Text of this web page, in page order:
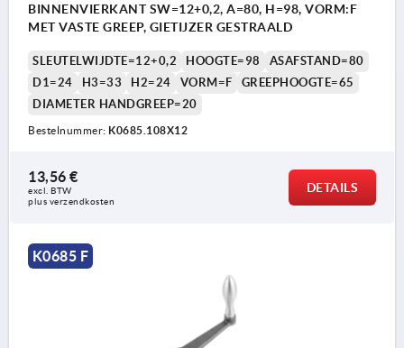
BINNENVIERKANT SW=12+0,2, A=80, H=98, VORM:F
MET VASTE GREEP, GIETIJZER GESTRAALD
SLEUTELWIJDTE=12+0,2 HOOGTE=98
ASAFSTAND=80
D1=24
H3=33 H2=24 VORM=F
GREEPHOOGTE=65
DIAMETER HANDGREEP=20
Bestelnummer: K0685.108X12
13,56 €
excl. BTW
plus verzendkosten
DETAILS
K0685 F